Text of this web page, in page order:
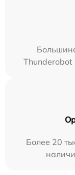
Thunderobot
Более 20